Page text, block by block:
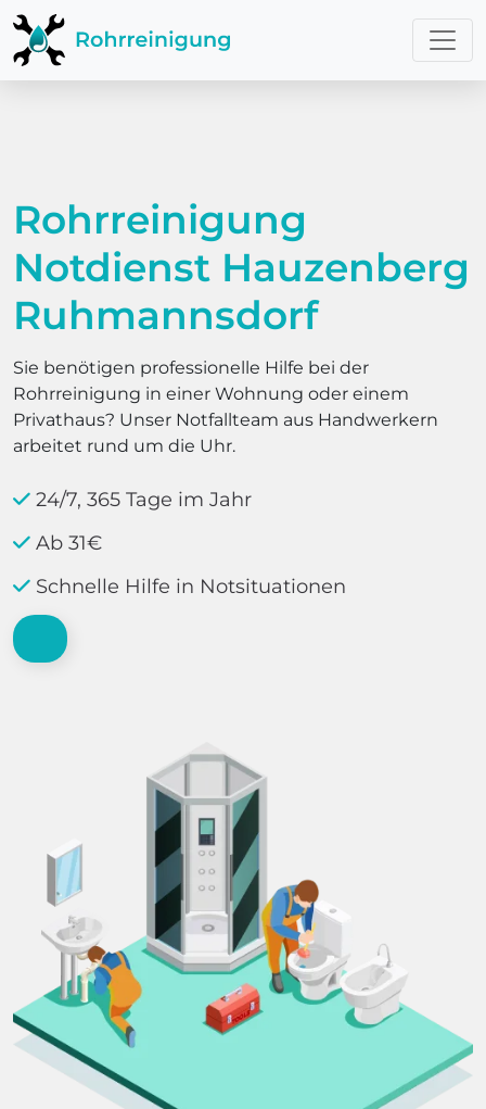
Rohrreinigung
Notdienst Hauzenberg
Ruhmannsdorf
Sie benötigen professionelle Hilfe bei der
Rohrreinigung in einer Wohnung oder einem
Privathaus? Unser Notfallteam aus Handwerkern
arbeitet rund um die Uhr.
24/7, 365 Tage im Jahr
Ab 31€
Schnelle Hilfe in Notsituationen